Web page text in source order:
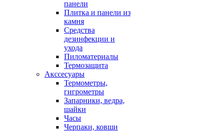
панели
Плитка и панели из
камня
Средства
дезинфекции и
ухода
Пиломатериалы
Термозащита
Аксcесуары
Термометры,
гигрометры
Запарники, ведра,
шайки
Часы
Черпаки, ковши